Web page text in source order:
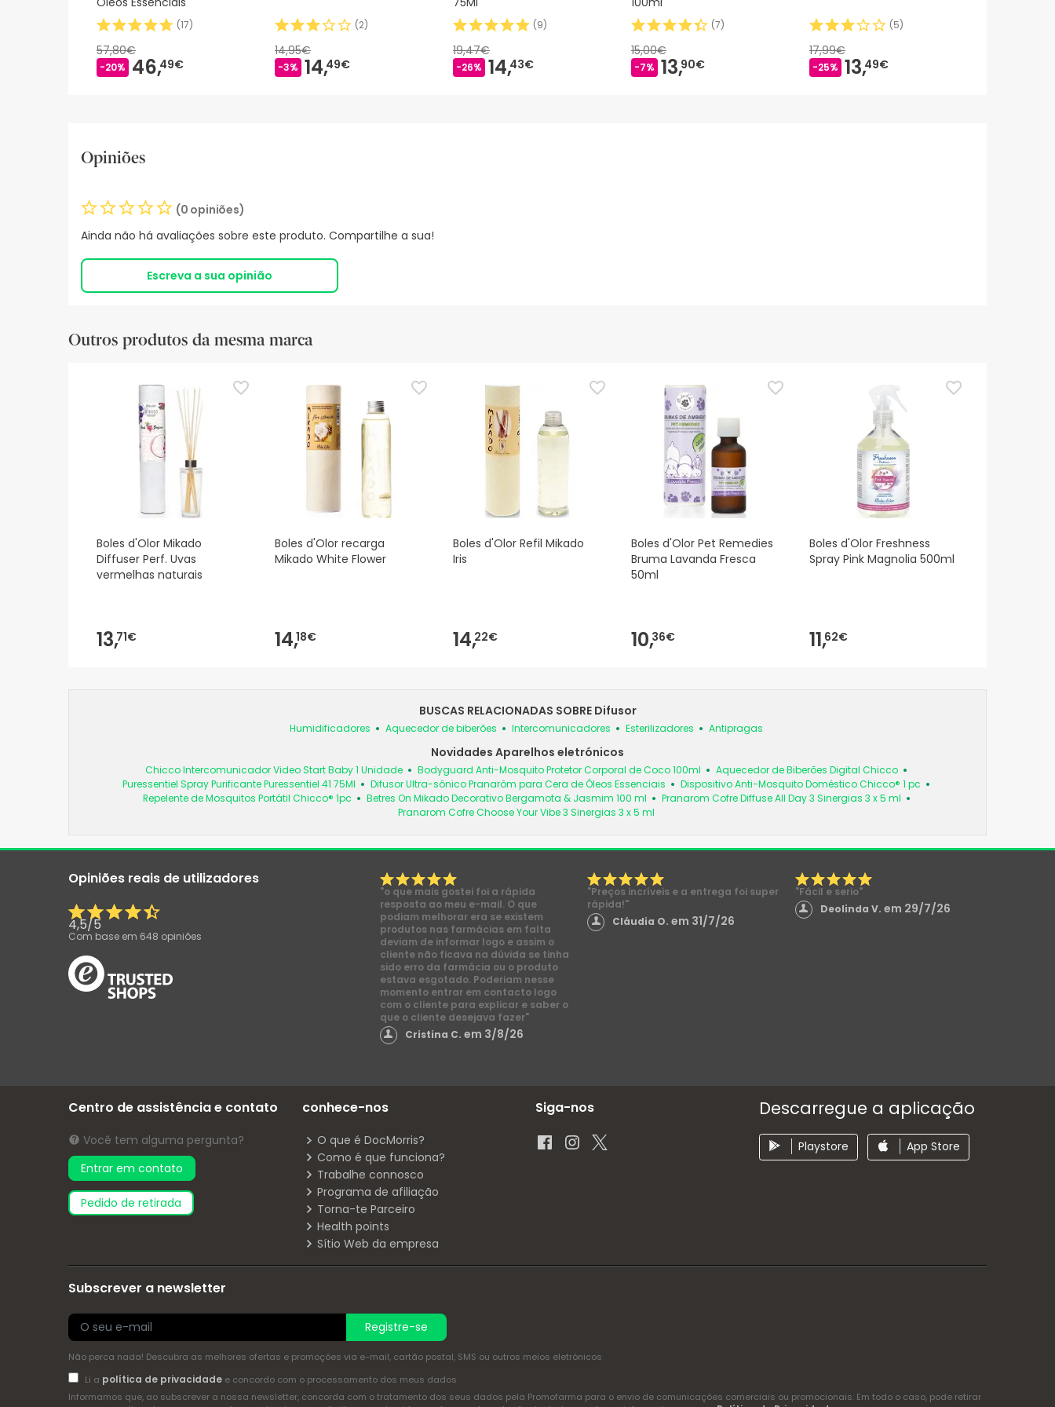
(17)
57,80€
-20% 46,49€
(2)
14,95€
-3% 14,49€
(9)
19,47€
-26% 14,43€
(7)
15,00€
-7% 13,90€
(5)
17,99€
-25% 13,49€
Opiniões
(0 opiniões)
Ainda não há avaliações sobre este produto. Compartilhe a sua!
Escreva a sua opinião
Outros produtos da mesma marca
Boles d'Olor Mikado
Diffuser Perf. Uvas
vermelhas naturais
13,71€
Boles d'Olor recarga
Mikado White Flower
14,18€
Boles d'Olor Refil Mikado
Iris
14,22€
Boles d'Olor Pet Remedies
Bruma Lavanda Fresca
50ml
10,36€
Boles d'Olor Freshness
Spray Pink Magnolia 500ml
11,62€
BUSCAS RELACIONADAS SOBRE Difusor
Humidificadores Aquecedor de biberões Intercomunicadores Esterilizadores Antipragas
Novidades Aparelhos eletrónicos
Chicco Intercomunicador Video Start Baby 1 Unidade Bodyguard Anti-Mosquito Protetor Corporal de Coco 100ml
Aquecedor de Biberões Digital Chicco
Puressentiel Spray Purificante Puressentiel 41 75Ml
Difusor Ultra-sônico Pranarôm para Cera de Óleos Essenciais
Dispositivo Anti-Mosquito Doméstico Chicco® 1 pc
Repelente de Mosquitos Portátil Chicco® 1pc
Betres On Mikado Decorativo Bergamota & Jasmim 100 ml
Pranarom Cofre Diffuse All Day 3 Sinergias 3 x 5 ml
Pranarom Cofre Choose Your Vibe 3 Sinergias 3 x 5 ml
Opiniões reais de utilizadores
4,5/5
Com base em 648 opiniões
"o que mais gostei foi a rápida
resposta ao meu e-mail. O que
podiam melhorar era se existem
produtos nas farmácias em falta
deviam de informar logo e assim o
cliente não ficava na dúvida se tinha
sido erro da farmácia ou o produto
estava esgotado. Poderiam nesse
momento entrar em contacto logo
com o cliente para explicar e saber o
que o cliente desejava fazer"
Cristina C. em 3/8/26
"Preços incríveis e a entrega foi super
rápida!"
Cláudia O.em 31/7/26
"Fácil e serio"
Deolinda V. em 29/7/26
Centro de assistência e contato
Você tem alguma pergunta?
Entrar em contato
pedido de retirada
conhece-nos
O que é DocMorris?
Como é que funciona?
Trabalhe connosco
Programa de afiliação
Torna-te Parceiro
Health points
Sítio Web da empresa
Siga-nos Descarregue a aplicação
Playstore App Store
Subscrever a newsletter
Registre-se
Não perca nada! Descubra as melhores ofertas e promoções via e-mail, cartão postal, SMS ou outros meios eletrónicos
Li a política de privacidadee concordo com o processamento dos meus dados
Informamos que, ao subscrever a nossa newsletter, concorda com o tratamento dos seus dados pela Promofarma para o envio de comunicações comerciais ou promocionais. Em todo o caso, pode retirar